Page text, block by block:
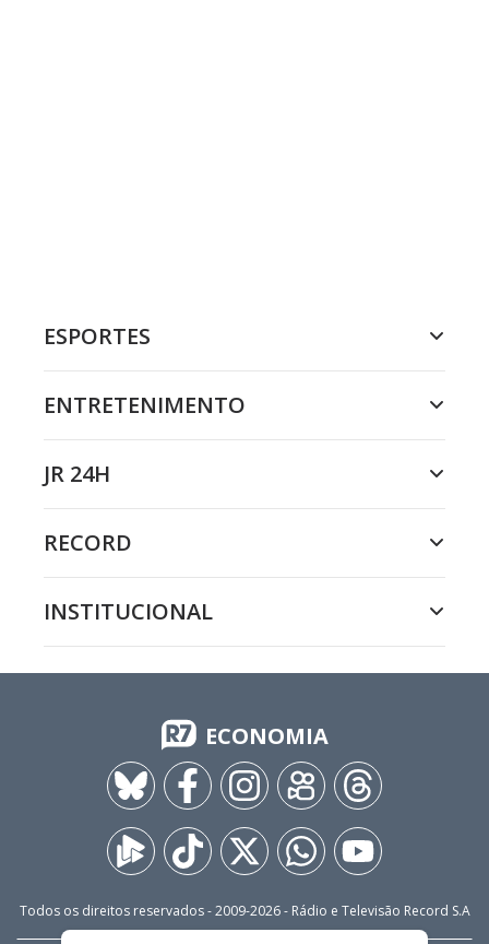
ESPORTES
ENTRETENIMENTO
JR 24H
RECORD
INSTITUCIONAL
ECONOMIA
Todos os direitos reservados - 2009-2026- Rádio e Televisão Record S.A